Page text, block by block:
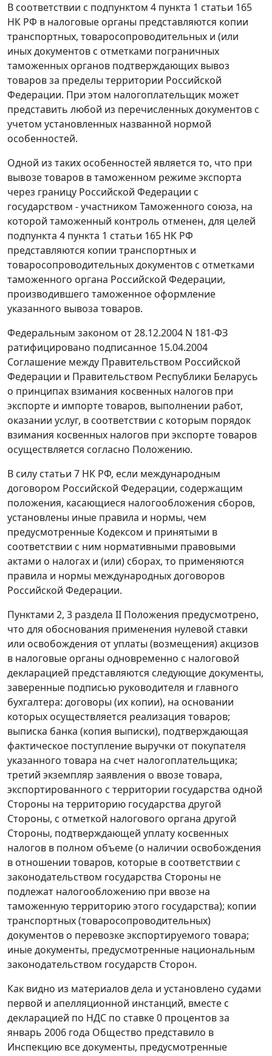
В соответствии с подпунктом 4 пункта 1 статьи 165
НК РФ в налоговые органы представляются копии
транспортных, товаросопроводительных и (или
иных документов с отметками пограничных
таможенных органов подтверждающих вывоз
товаров за пределы территории Российской
Федерации. При этом налогоплательщик может
представить любой из перечисленных документов с
учетом установленных названной нормой
особенностей.
Одной из таких особенностей является то, что при
вывозе товаров втаможенном режиме экспорта
через границу Российской Федерации с
государством - участником Таможенного союза, на
которой таможенный контроль отменен, для целей
подпункта 4 пункта 1 статьи 165 НК РФ
представляются копии транспортных и
товаросопроводительных документов с отметками
таможенного органа Российской Федерации,
производившего таможенное оформление
указанного вывоза товаров.
Федеральным законом от 28.12.2004 N 181-ФЗ
ратифицировано подписанное 15.04.2004
Соглашение между Правительством Российской
Федерации и Правительством Республики Беларусь
о принципах взимания косвенных налогов при
экспорте и импорте товаров, выполнении работ,
оказании услуг, в соответствии с которым порядок
взимания косвенных налогов при экспорте товаров
осуществляется согласно Положению.
В силу статьи 7 НК РФ, если международным
договором Российской Федерации, содержащим
положения, касающиеся налогообложения сборов,
установлены иные правила и нормы, чем
предусмотренные Кодексом и принятыми в
соответствии с ним нормативными правовыми
актами о налогах и (или) сборах, то применяются
правила и нормы международных договоров
Российской Федерации.
Пунктами 2, 3 раздела II Положения предусмотрено,
что для обоснования применения нулевой ставки
или освобождения от уплаты (возмещения) акцизов
в налоговые органы одновременно с налоговой
декларацией представляются следующие документы,
заверенные подписью руководителя и главного
бухгалтера: договоры (их копии), на основании
которых осуществляется реализация товаров;
выписка банка (копия выписки), подтверждающая
фактическое поступление выручки от покупателя
указанного товара на счет налогоплательщика;
третий экземпляр заявления о ввозе товара,
экспортированного с территории государства одной
Стороны на территорию государства другой
Стороны, с отметкой налогового органа другой
Стороны, подтверждающей уплату косвенных
налогов в полном объеме (о наличии освобождения
в отношении товаров, которые в соответствии с
законодательством государства Стороны не
подлежат налогообложению при ввозе на
таможенную территорию этого государства); копии
транспортных (товаросопроводительных)
документов о перевозке экспортируемого товара;
иные документы, предусмотренные национальным
законодательством государств Сторон.
Как видно из материалов дела и установлено судами
первой и апелляционной инстанций, вместе с
декларацией по НДС по ставке 0 процентов за
январь 2006 года Общество представило в
Инспекцию все документы, предусмотренные